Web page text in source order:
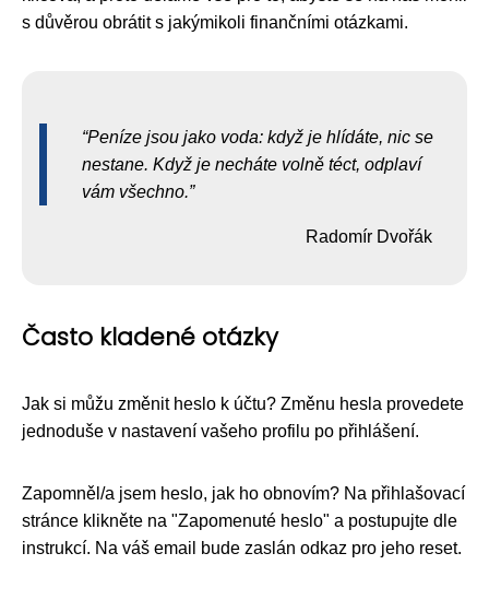
s důvěrou obrátit s jakýmikoli finančními otázkami.
Peníze jsou jako voda: když je hlídáte, nic se
nestane. Když je necháte volně téct, odplaví
vám všechno.
Radomír Dvořák
Často kladené otázky
Jak si můžu změnit heslo k účtu? Změnu hesla provedete
jednoduše v nastavení vašeho profilu po přihlášení.
Zapomněl/a jsem heslo, jak ho obnovím? Na přihlašovací
stránce klikněte na "Zapomenuté heslo" a postupujte dle
instrukcí. Na váš email bude zaslán odkaz pro jeho reset.